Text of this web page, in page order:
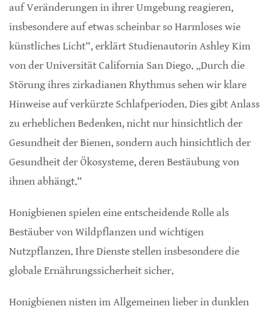
auf Veränderungen in ihrer Umgebung reagieren,
insbesondere auf etwas scheinbar so Harmloses wie
künstliches Licht“, erklärt Studienautorin Ashley Kim
von der Universität California San Diego. „Durch die
Störung ihres zirkadianen Rhythmus sehen wir klare
Hinweise auf verkürzte Schlafperioden. Dies gibt Anlass
zu erheblichen Bedenken, nicht nur hinsichtlich der
Gesundheit der Bienen, sondern auch hinsichtlich der
Gesundheit der Ökosysteme, deren Bestäubung von
ihnen abhängt.“
Honigbienen spielen eine entscheidende Rolle als
Bestäuber von Wildpflanzen und wichtigen
Nutzpflanzen. Ihre Dienste stellen insbesondere die
globale Ernährungssicherheit sicher.
Honigbienen nisten im Allgemeinen lieber in dunklen